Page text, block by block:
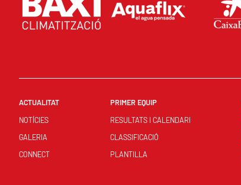
ACTUALITAT
NOTÍCIES
GALERIA
CONNECT
PRIMER EQUIP
RESULTATS I CALENDARI
CLASSIFICACIÓ
PLANTILLA